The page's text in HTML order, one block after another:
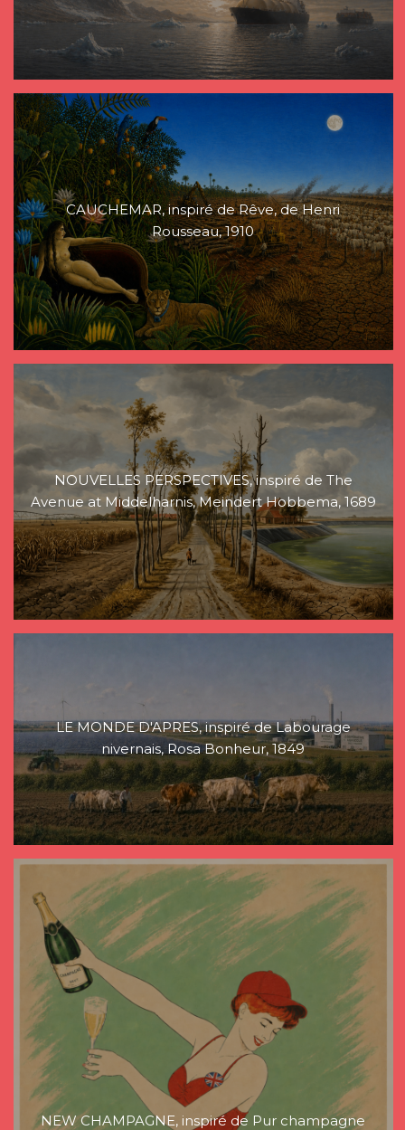
CAUCHEMAR, inspiré de Rêve, de Henri
Rousseau, 1910
NOUVELLES PERSPECTIVES, inspiré de The
Avenue at Middelharnis, Meindert Hobbema, 1689
LE MONDE D'APRES, inspiré de Labourage
nivernais, Rosa Bonheur, 1849
NEW CHAMPAGNE, inspiré de Pur champagne